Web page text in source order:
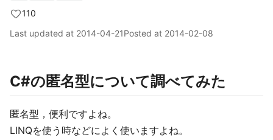
110
Last updated at 2014-04-21Posted at 2014-02-08
C#の匿名型について調べてみた
匿名型，便利ですよね。
LINQを使う時などによく使いますよね。